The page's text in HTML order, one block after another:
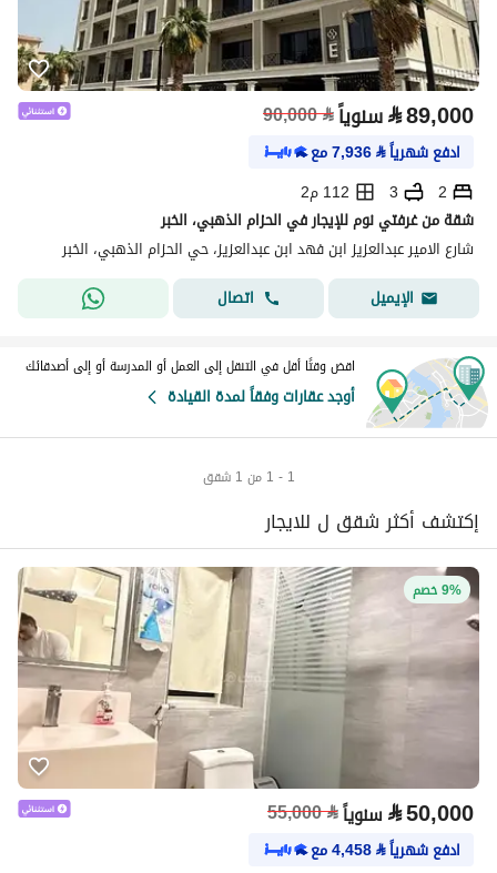
⃁89,000 سنوياً⃁
90,000
ادفع شهرياً⃁
7,936مع
2
3
112 م2
شقة من غرفتي نوم للإيجار في الحزام الذهبي، الخبر
شارع الامير عبدالعزيز ابن فهد ابن عبدالعزيز، حي الحزام الذهبي، الخبر
الإيميل
اتصال
اقض وقتًا أقل في التنقل إلى العمل أو المدرسة أو إلى أصدقائك
أوجد عقارات وفقاً لمدة القيادة
1 - 1 من 1 شقق
إكتشف أكثر شقق ل للايجار
9% خصم
⃁50,000 سنوياً⃁
55,000
ادفع شهرياً⃁
4,458مع